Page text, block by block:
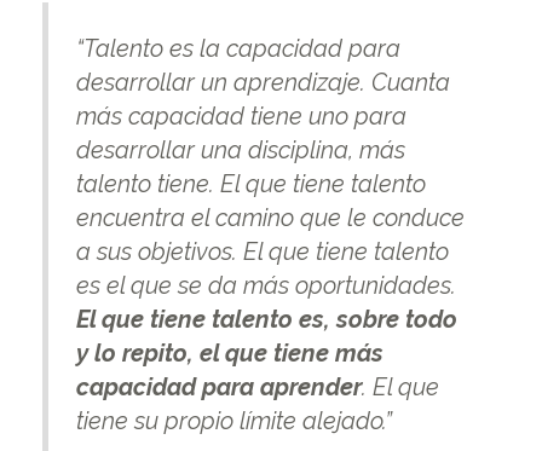
“Talento es la capacidad para
desarrollar un aprendizaje. Cuanta
más capacidad tiene uno para
desarrollar una disciplina, más
talento tiene. El que tiene talento
encuentra el camino que le conduce
a sus objetivos. El que tiene talento
es el que se da más oportunidades.
El que tiene talento es, sobre todo
y lo repito, el que tiene más
capacidad para aprender. El que
tiene su propio límite alejado.”